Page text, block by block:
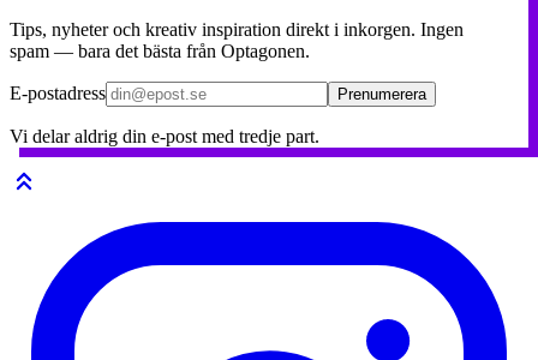
Tips, nyheter och kreativ inspiration direkt i inkorgen. Ingen
spam — bara det bästa från Optagonen.
E-postadress Prenumerera
Vi delar aldrig din e-post med tredje part.